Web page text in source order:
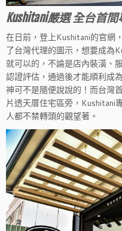
Kushitani嚴選 全台首
在日前，登上Kushitani的官網
了台灣代理的圖示，想要成為
就可以的，不論是店內裝潢、
認證評估，通過後才能順利成
神可不是隨便說說的！而台灣
片透天厝住宅區旁，Kushitani
人都不禁轉頭的觀望著。